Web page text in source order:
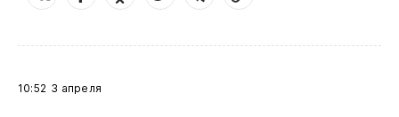
10:52 3 апреля